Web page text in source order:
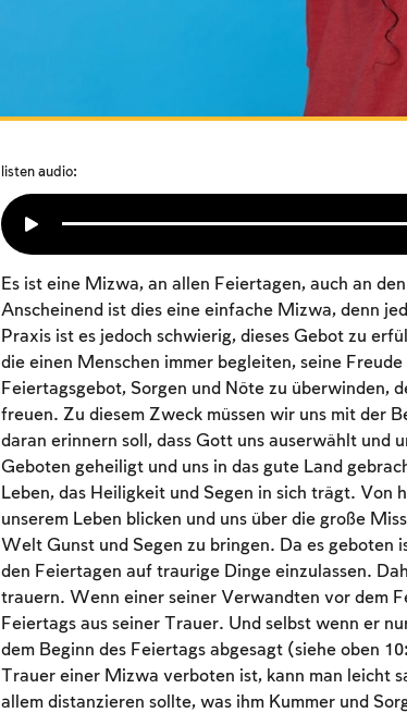
listen audio:
Es ist eine Mizwa, an allen Feiertagen, auch an
Anscheinend ist dies eine einfache Mizwa, denn
Praxis ist es jedoch schwierig, dieses Gebot zu
die einen Menschen immer begleiten, seine
Feiertagsgebot, Sorgen und Nöte zu überwinden,
freuen. Zu diesem Zweck müssen wir uns mit der
daran erinnern soll, dass Gott uns auserwählt und
Geboten geheiligt und uns in das gute Land
Leben, das Heiligkeit und Segen in sich trägt. Von
unserem Leben blicken und uns über die große
Welt Gunst und Segen zu bringen. Da es geboten
den Feiertagen auf traurige Dinge einzulassen.
trauern. Wenn einer seiner Verwandten vor dem
Feiertags aus seiner Trauer. Und selbst wenn er
dem Beginn des Feiertags abgesagt (siehe oben
Trauer einer Mizwa verboten ist, kann man leicht
allem distanzieren sollte, was ihm Kummer und
Account
To mark concepts as
an account or log in.
Sign up Login